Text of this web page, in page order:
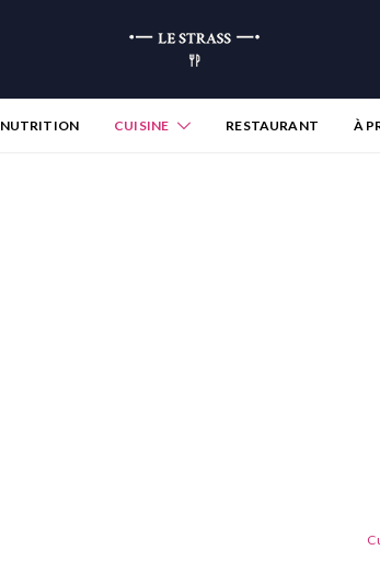
NUTRITION CUISINE RESTAURANT À